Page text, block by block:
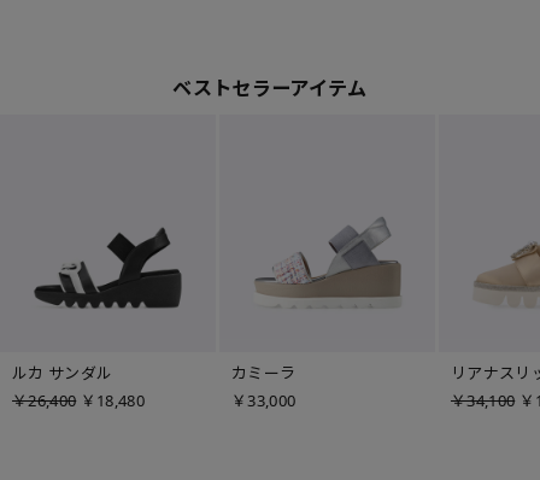
ベストセラーアイテム
ルカ サンダル
￥26,400 ￥18,480
カミーラ
￥33,000
リアナスリ
￥34,100